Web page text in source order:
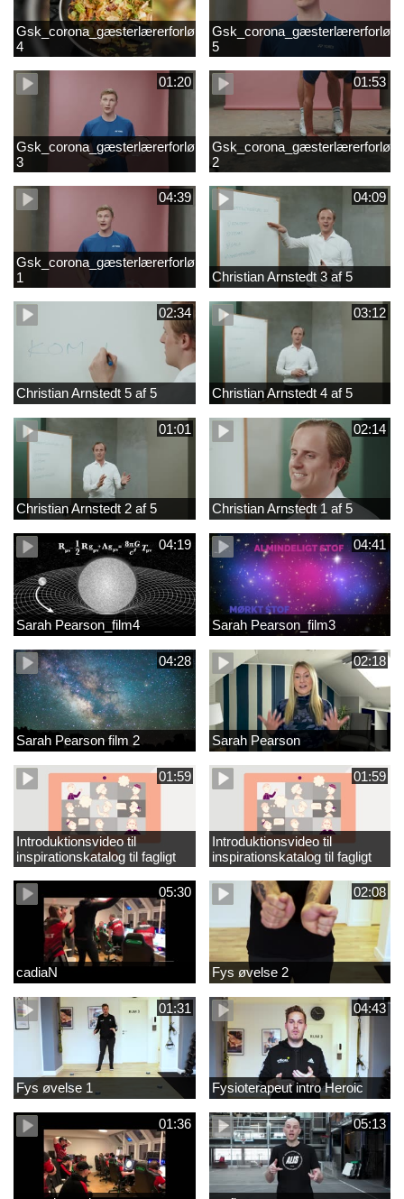
Gsk_corona_gæsterlærerforløb_Axelsen_del
4
5
01:20
Gsk_corona_gæsterlærerforløb_Axelsen_del
3
01:53
2
04:39
Gsk_corona_gæsterlærerforløb_Axelsen_del
1
04:09
Christian Arnstedt 3 af 5
02:34
Christian Arnstedt 5 af 5
03:12
Christian Arnstedt 4 af 5
01:01
Christian Arnstedt 2 af 5
02:14
Christian Arnstedt 1 af 5
04:19
Sarah Pearson_film4
04:41
Sarah Pearson_film3
04:28
Sarah Pearson film 2
02:18
Sarah Pearson
01:59
Introduktionsvideo til
inspirationskatalog til fagligt
løft_tilrettet
01:59
Introduktionsvideo til
inspirationskatalog til fagligt
løft
05:30
cadiaN
02:08
Fys øvelse 2
01:31
Fys øvelse 1
04:43
Fysioterapeut intro Heroic
01:36 05:13